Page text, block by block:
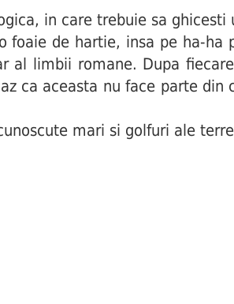
in care trebuie sa
foaie de hartie, insa pe ha-
al limbii romane. Dupa
ca aceasta nu face parte din
mari si golfuri ale